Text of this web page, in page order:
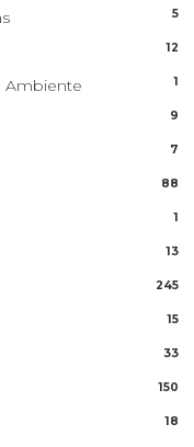
5
12
Ambiente 1
9
7
88
1
13
245
15
33
150
18